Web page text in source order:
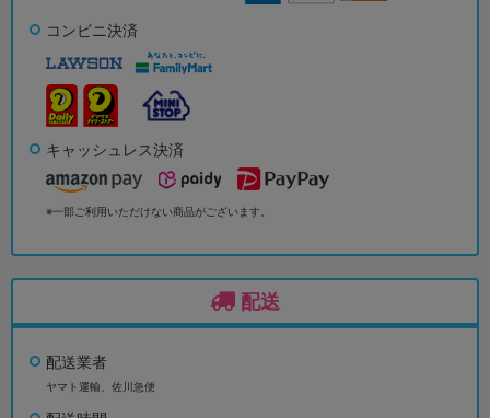
コンビニ決済
キャッシュレス決済
※一部ご利用いただけない商品がございます。
配送
配送業者
ヤマト運輸、佐川急便